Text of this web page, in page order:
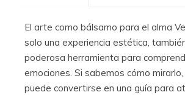
El arte como bálsamo para el alma
solo una experiencia estética,
poderosa herramienta para
emociones. Si sabemos cómo mirarlo,
puede convertirse en una guía para